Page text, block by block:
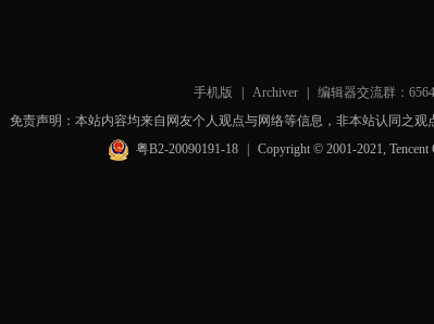
手机版 Archiver 编辑器交流群：
免责声明：本站内容均来自网友个人观点与网络等信息，非本站认同之
粤B2-20090191-18
Copyright © 2001-2021,